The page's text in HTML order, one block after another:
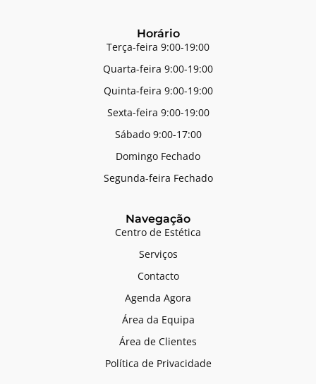
Horário
Terça-feira 9:00-19:00
Quarta-feira 9:00-19:00
Quinta-feira 9:00-19:00
Sexta-feira 9:00-19:00
Sábado 9:00-17:00
Domingo Fechado
Segunda-feira Fechado
Navegação
Centro de Estética
Serviços
Contacto
Agenda Agora
Área da Equipa
Área de Clientes
Política de Privacidade